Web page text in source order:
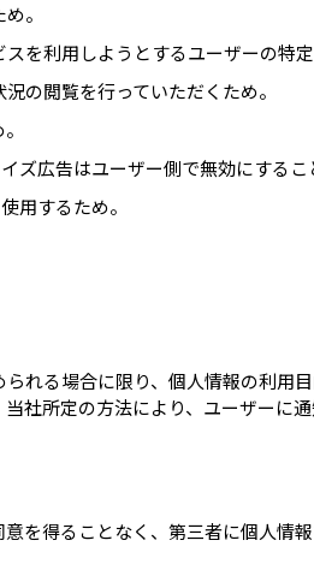
。
を利用しようとするユーザーの特
の閲覧を行っていただくため。
広告はユーザー側で無効にするこ
用するため。
れる場合に限り、個人情報の利用目
社所定の方法により、ユーザーに
を得ることなく、第三者に個人情